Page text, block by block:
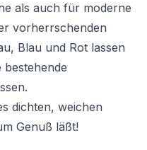
als auch für moderne
vorherrschenden
Blau und Rot lassen
bestehende
dichten, weichen
Genuß läßt!